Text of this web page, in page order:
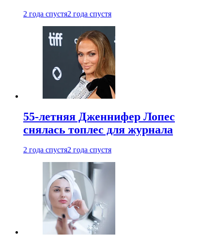
2 года спустя2 года спустя
55-летняя Дженнифер Лопес
снялась топлес для журнала
2 года спустя2 года спустя